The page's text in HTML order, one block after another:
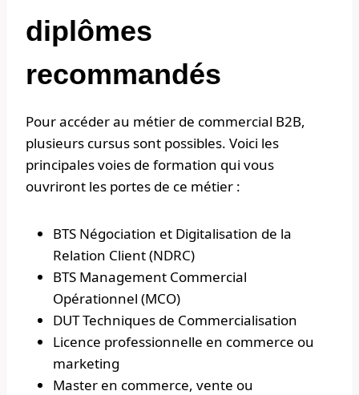
diplômes
recommandés
Pour accéder au métier de commercial B2B,
plusieurs cursus sont possibles. Voici les
principales voies de formation qui vous
ouvriront les portes de ce métier :
BTS Négociation et Digitalisation de la
Relation Client (NDRC)
BTS Management Commercial
Opérationnel (MCO)
DUT Techniques de Commercialisation
Licence professionnelle en commerce ou
marketing
Master en commerce, vente ou